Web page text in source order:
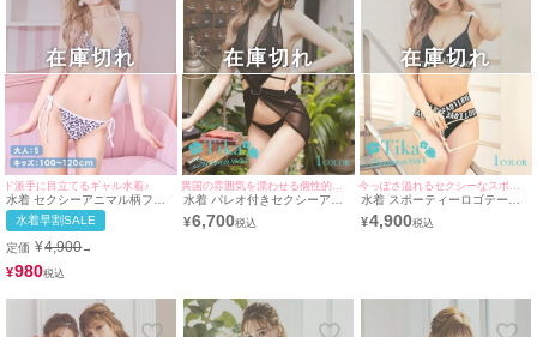
ド派手に目立てるギャル水着♪
水着 セクシーアニマル柄フリ
ル三角ホルターネックビキニ
水着早割SALE
定価 ¥4,900→
¥980
在庫切れ
異国の雰囲気を漂わせる個性的水着♪
水着 パレオ付きセクシーアン
ダーストラップリング三角ホル
ターネックビキニ
¥6,700
在庫切れ
水着 スポーティーロゴテープ
デザインセクシー三角ビキニ
¥4,900
在庫切れ